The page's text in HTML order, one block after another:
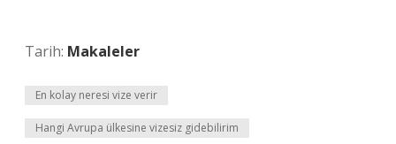
Tarih: Makaleler
En kolay neresi vize verir
Hangi Avrupa ülkesine vizesiz gidebilirim